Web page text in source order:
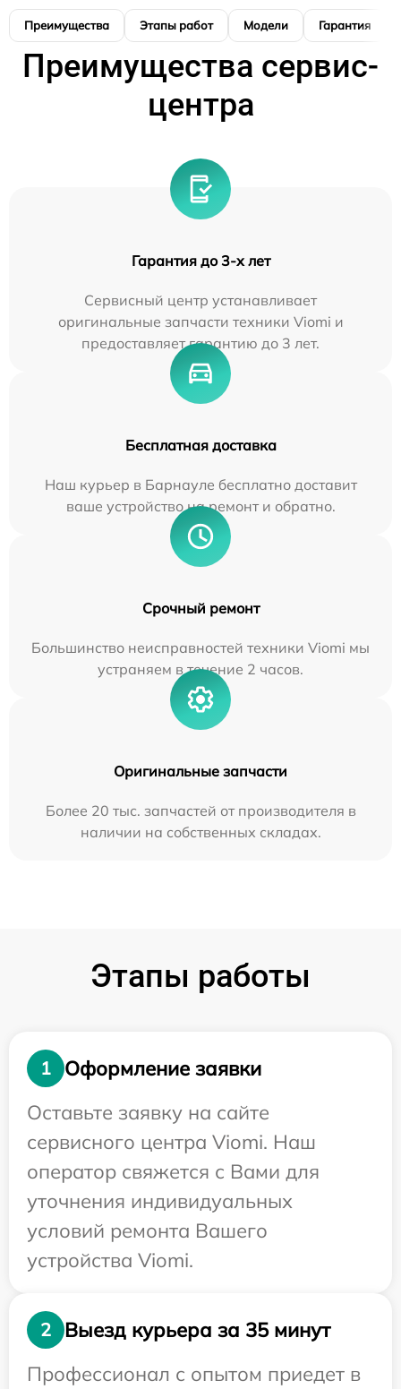
Преимущества Этапы работ Модели Гарантия
Преимущества сервис-
центра
Гарантия до 3-х лет
Сервисный центр устанавливает
оригинальные запчасти техники Viomi и
предоставляет гарантию до 3 лет.
Бесплатная доставка
Наш курьер в Барнауле бесплатно доставит
ваше устройство на ремонт и обратно.
Срочный ремонт
Большинство неисправностей техники Viomi мы
устраняем в течение 2 часов.
Оригинальные запчасти
Более 20 тыс. запчастей от производителя в
наличии на собственных складах.
Этапы работы
1
Оформление заявки
Оставьте заявку на сайте
сервисного центра Viomi. Наш
оператор свяжется с Вами для
уточнения индивидуальных
условий ремонта Вашего
устройства Viomi.
2
Выезд курьера за 35 минут
Профессионал с опытом приедет в